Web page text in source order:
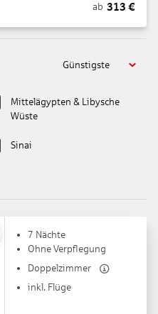
ab 313 €
Günstigste
Mittelägypten & Libysche
Wüste
Sinai
7 Nächte
Ohne Verpflegung
Doppelzimmer
inkl. Flüge